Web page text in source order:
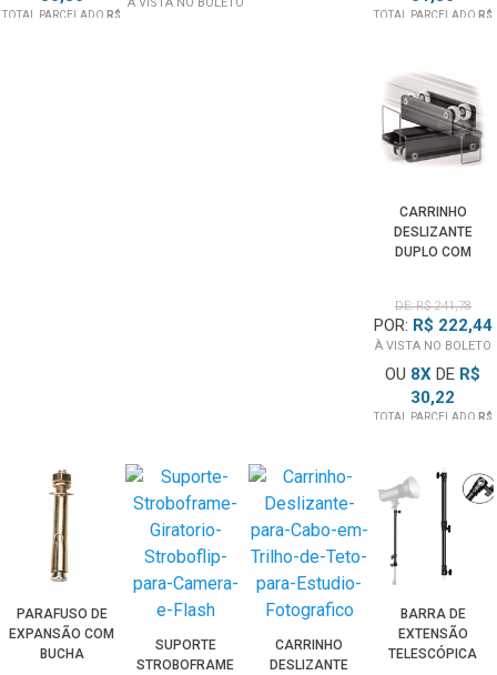
TOTAL PARCELADOR$
TOTAL PARCELADO R$
CARRINHO
DESLIZANTE
DUPLO COM
TETO DE
ESTÚDIO
FOTOGRÁFICO
DE: R$ 241,78
POR: R$ 222,44
À VISTA NO BOLETO
OU 8X DE R$
30,22
TOTAL PARCELADO R$
PARAFUSO DE
EXPANSÃO COM
BUCHA
SUPORTE
STROBOFRAME
CARRINHO
DESLIZANTE
BARRA DE
EXTENSÃO
TELESCÓPICA